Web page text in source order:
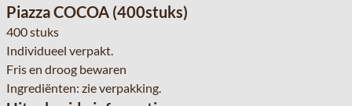
Piazza COCOA (400stuks)
400 stuks
Individueel verpakt.
Fris en droog bewaren
Ingrediënten: zie verpakking.